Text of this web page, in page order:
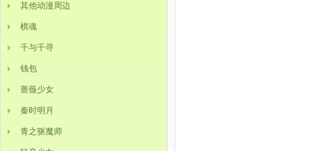
其他动漫周边
棋魂
千与千寻
钱包
蔷薇少女
秦时明月
青之驱魔师